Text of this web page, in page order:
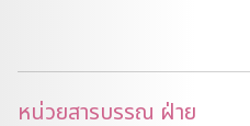
หน่วยสารบรรณ ฝ่าย